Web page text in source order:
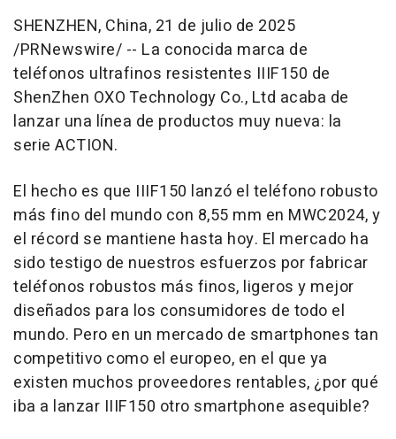
SHENZHEN, China, 21 de julio de 2025
/PRNewswire/ -- La conocida marca de
teléfonos ultrafinos resistentes IIIF150 de
ShenZhen OXO Technology Co., Ltd acaba de
lanzar una línea de productos muy nueva: la
serie ACTION.
El hecho es que IIIF150 lanzó el teléfono robusto
más fino del mundo con 8,55 mm en MWC2024, y
el récord se mantiene hasta hoy. El mercado ha
sido testigo de nuestros esfuerzos por fabricar
teléfonos robustos más finos, ligeros y mejor
diseñados para los consumidores de todo el
mundo. Pero en un mercado de smartphones tan
competitivo como el europeo, en el que ya
existen muchos proveedores rentables, ¿por qué
iba a lanzar IIIF150 otro smartphone asequible?